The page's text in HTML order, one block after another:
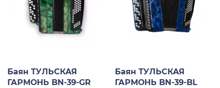
Баян ТУЛЬСКАЯ
ГАРМОНЬ BN-39-GR
Баян ТУЛЬСКАЯ
ГАРМОНЬ BN-39-BL